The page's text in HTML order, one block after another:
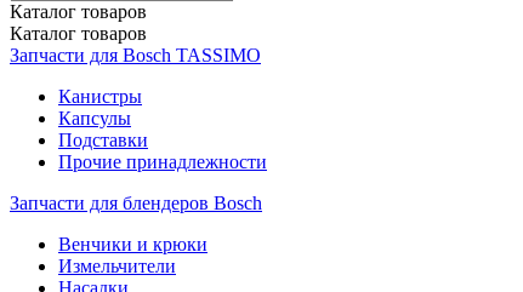
Каталог товаров
Каталог товаров
Запчасти для Bosch TASSIMO
Канистры
Капсулы
Подставки
Прочие принадлежности
Запчасти для блендеров Bosch
Венчики и крюки
Измельчители